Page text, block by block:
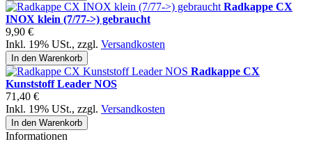
Radkappe CX
INOX klein (7/77->) gebraucht
9,90 €
Inkl. 19% USt., zzgl. Versandkosten
In den Warenkorb
Radkappe CX
Kunststoff Leader NOS
71,40 €
Inkl. 19% USt., zzgl. Versandkosten
In den Warenkorb
Informationen